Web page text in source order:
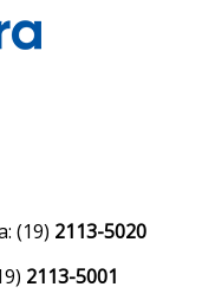
(19) 2113-5020
2113-5001